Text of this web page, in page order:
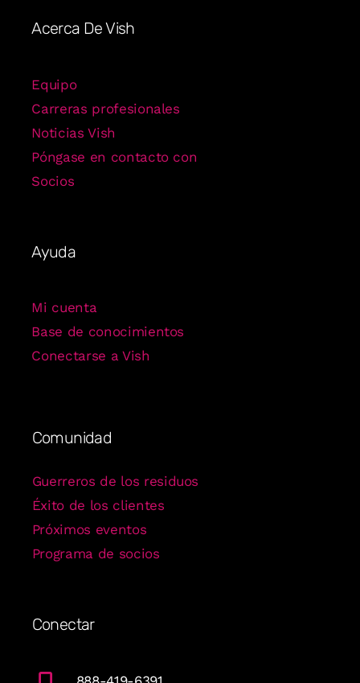
Acerca De Vish
Equipo
Carreras profesionales
Noticias Vish
Póngase en contacto con
Socios
Ayuda
Mi cuenta
Base de conocimientos
Conectarse a Vish
Comunidad
Guerreros de los residuos
Éxito de los clientes
Próximos eventos
Programa de socios
Conectar